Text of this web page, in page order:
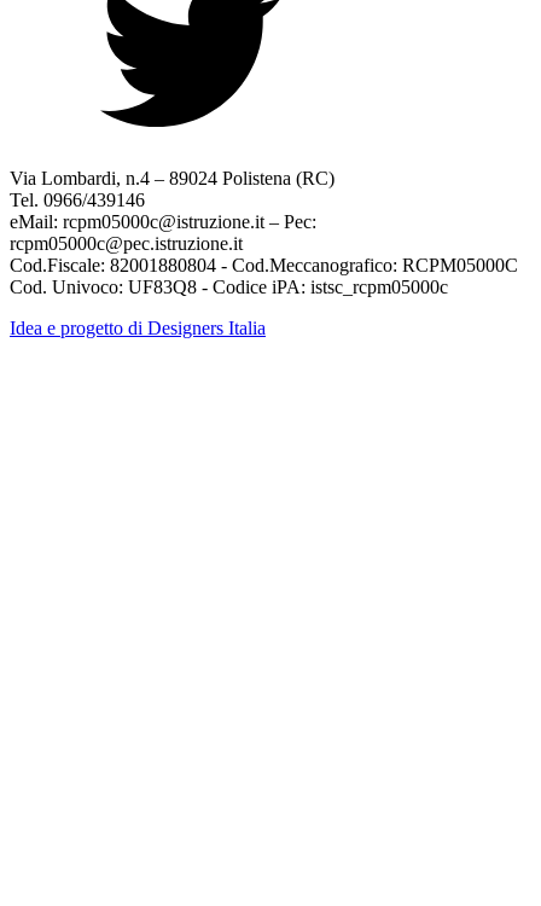
Via Lombardi, n.4 – 89024 Polistena (RC)
Tel. 0966/439146
eMail: rcpm05000c@istruzione.it – Pec:
rcpm05000c@pec.istruzione.it
Cod.Fiscale: 82001880804 - Cod.Meccanografico: RCPM05000C
Cod. Univoco: UF83Q8 - Codice iPA: istsc_rcpm05000c
Idea e progetto di Designers Italia